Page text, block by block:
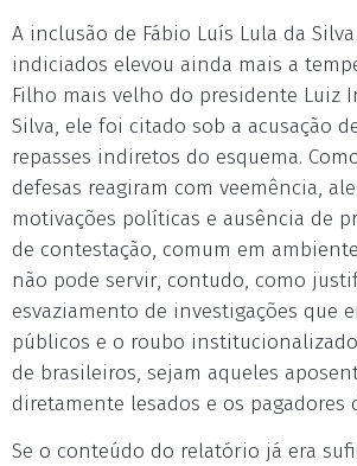
A inclusão de Fábio Luís Lula da
indiciados elevou ainda mais a
Filho mais velho do presidente Luiz
Silva, ele foi citado sob a acusação
repasses indiretos do esquema.
defesas reagiram com veemência,
motivações políticas e ausência de
de contestação, comum em
não pode servir, contudo, como
esvaziamento de investigações que
públicos e o roubo
de brasileiros, sejam aqueles
diretamente lesados e os pagadores
Se o conteúdo do relatório já era